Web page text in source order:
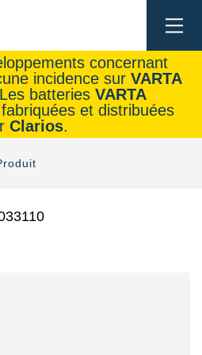
concernant
incidence sur VARTA
batteries VARTA
et distribuées
Clarios.